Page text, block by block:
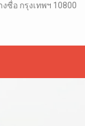
งซื่อ กรุงเทพฯ 10800